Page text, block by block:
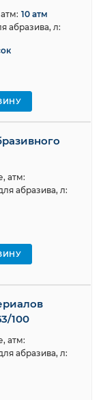
10 атм
абразива, л:
атм:
абразива, л:
100
атм:
абразива, л: